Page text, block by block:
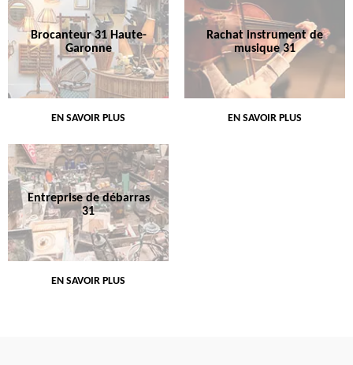
Brocanteur 31 Haute-
Garonne
EN SAVOIR PLUS
Rachat instrument de
musique 31
EN SAVOIR PLUS
Entreprise de débarras
31
EN SAVOIR PLUS